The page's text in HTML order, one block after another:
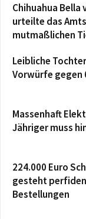
Chihuahua Bella
urteilte das
mutmaßlichen
Leibliche
Vorwürfe gegen
Massenhaft
Jähriger muss
224.000 Euro
gesteht
Bestellungen